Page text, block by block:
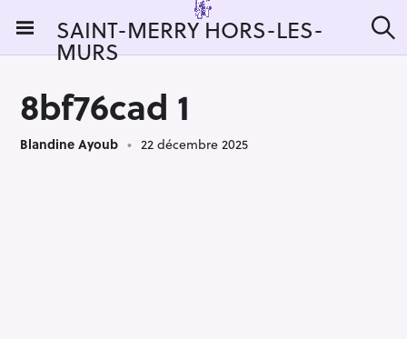
i
SAINT-MERRY HORS-LES-
MURS e
8bf76cad 1
Blandine Ayoub 22 décembre 2025